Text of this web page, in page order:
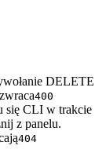
DELETE
400
się CLI w trakcie
z panelu.
404